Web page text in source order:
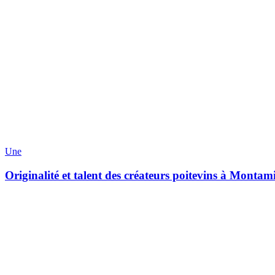
Une
Originalité et talent des créateurs poitevins à